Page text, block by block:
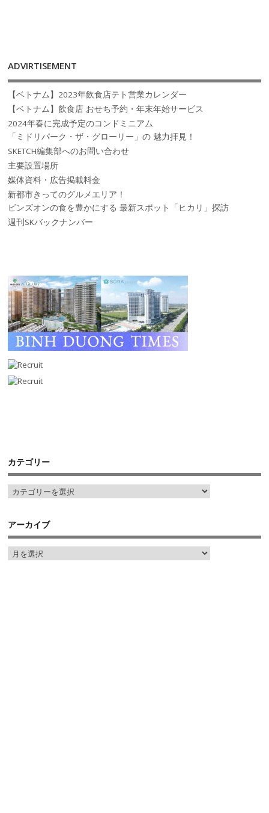
ADVIRTISEMENT
【ベトナム】2023年飲食店テト営業カレンダー
【ベトナム】飲食店 おせち予約・年末年始サービス
2024年春に完成予定のコンドミニアム
「ミドリパーク・ザ・グローリー」の 魅力拝見！
SKETCH編集部へのお問い合わせ
主要設置場所
媒体資料・広告掲載料金
新都市きってのグルメエリア！
ビンズオンの食を豊かにする 最新スポット「ヒカリ」探訪
週刊SKバックナンバー
カテゴリー
アーカイブ